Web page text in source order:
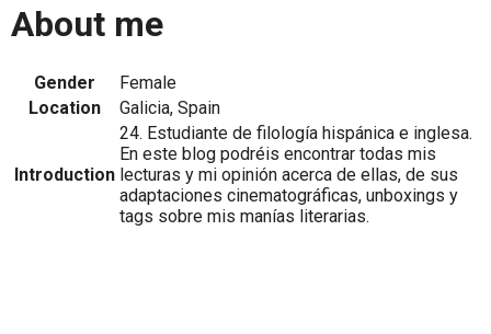
About me
Gender
Female
Location
Galicia, Spain
Introduction
24. Estudiante de filología hispánica e inglesa.
En este blog podréis encontrar todas mis
lecturas y mi opinión acerca de ellas, de sus
adaptaciones cinematográficas, unboxings y
tags sobre mis manías literarias.